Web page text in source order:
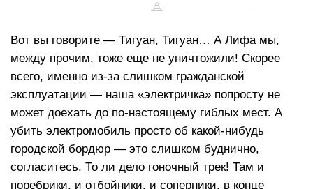
Вот вы говорите — Тигуан, Тигуан… А Лифа мы,
между прочим, тоже еще не уничтожили! Скорее
всего, именно из-за слишком гражданской
эксплуатации — наша «электричка» попросту не
может доехать до по-настоящему гиблых мест. А
убить электромобиль просто об какой-нибудь
городской бордюр — это слишком буднично,
согласитесь. То ли дело гоночный трек! Там и
поребрики, и отбойники, и соперники, в конце